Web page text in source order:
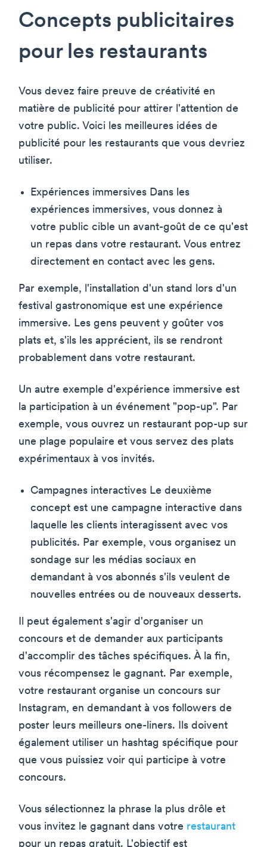
Concepts publicitaires
pour les restaurants
Vous devez faire preuve de créativité en
matière de publicité pour attirer l'attention de
votre public. Voici les meilleures idées de
publicité pour les restaurants que vous devriez
utiliser.
Expériences immersives Dans les
expériences immersives, vous donnez à
votre public cible un avant-goût de ce qu'est
un repas dans votre restaurant. Vous entrez
directement en contact avec les gens.
Par exemple, l'installation d'un stand lors d'un
festival gastronomique est une expérience
immersive. Les gens peuvent y goûter vos
plats et, s'ils les apprécient, ils se rendront
probablement dans votre restaurant.
Un autre exemple d'expérience immersive est
la participation à un événement "pop-up". Par
exemple, vous ouvrez un restaurant pop-up sur
une plage populaire et vous servez des plats
expérimentaux à vos invités.
Campagnes interactives Le deuxième
concept est une campagne interactive dans
laquelle les clients interagissent avec vos
publicités. Par exemple, vous organisez un
sondage sur les médias sociaux en
demandant à vos abonnés s'ils veulent de
nouvelles entrées ou de nouveaux desserts.
Il peut également s'agir d'organiser un
concours et de demander aux participants
d'accomplir des tâches spécifiques. À la fin,
vous récompensez le gagnant. Par exemple,
votre restaurant organise un concours sur
Instagram, en demandant à vos followers de
poster leurs meilleurs one-liners. Ils doivent
également utiliser un hashtag spécifique pour
que vous puissiez voir qui participe à votre
concours.
Vous sélectionnez la phrase la plus drôle et
vous invitez le gagnant dans votre restaurant
pour un repas gratuit. L'objectif est